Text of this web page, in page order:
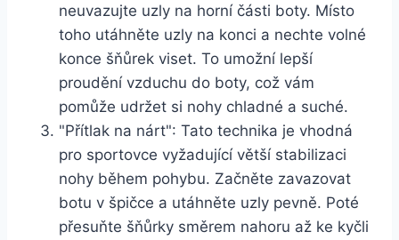
neuvazujte uzly na horní části boty. Místo
toho utáhněte uzly na konci a ​nechte​ volné
⁢konce ⁤šňůrek viset. To umožní lepší
proudění vzduchu do boty, což ⁢vám
pomůže udržet si nohy chladné a suché.
"Přítlak ⁤na nárt": Tato technika je⁣ vhodná
pro sportovce vyžadující ‍větší stabilizaci
nohy během pohybu. Začněte ‌zavazovat
‌botu v‍ špičce a utáhněte uzly ⁤pevně. Poté
přesuňte šňůrky směrem nahoru​ až ke ⁤kyčli